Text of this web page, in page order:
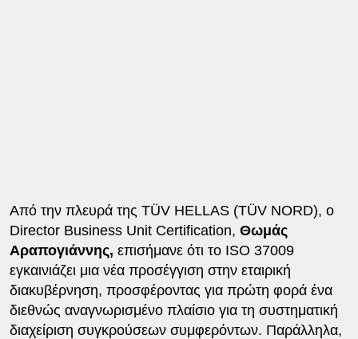
Από την πλευρά της TÜV HELLAS (TÜV NORD), ο
Director Business Unit Certification, Θωμάς
Αραπογιάννης, επισήμανε ότι το ISO 37009
εγκαινιάζει μια νέα προσέγγιση στην εταιρική
διακυβέρνηση, προσφέροντας για πρώτη φορά ένα
διεθνώς αναγνωρισμένο πλαίσιο για τη συστηματική
διαχείριση συγκρούσεων συμφερόντων. Παράλληλα,